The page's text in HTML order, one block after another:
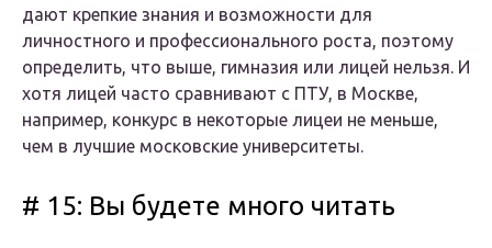
дают крепкие знания и возможности для
личностного и профессионального роста, поэтому
определить, что выше, гимназия или лицей нельзя. И
хотя лицей часто сравнивают с ПТУ, в Москве,
например, конкурс в некоторые лицеи не меньше,
чем в лучшие московские университеты.
# 15: Вы будете много читать